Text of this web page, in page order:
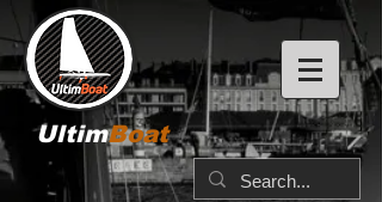
UltimBoat